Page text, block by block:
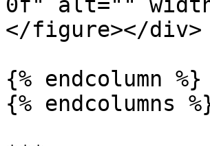
</figure></div>
{% endcolumn %}
{% endcolumns